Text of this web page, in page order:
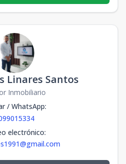
Linares Santos
Inmobiliario
/ WhatsApp:
electrónico: